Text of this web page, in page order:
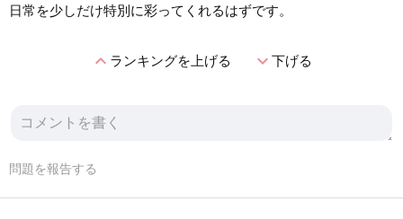
日常を少しだけ特別に彩ってくれるはずです。
expand_lessランキングを上げる expand_more下げる
問題を報告する